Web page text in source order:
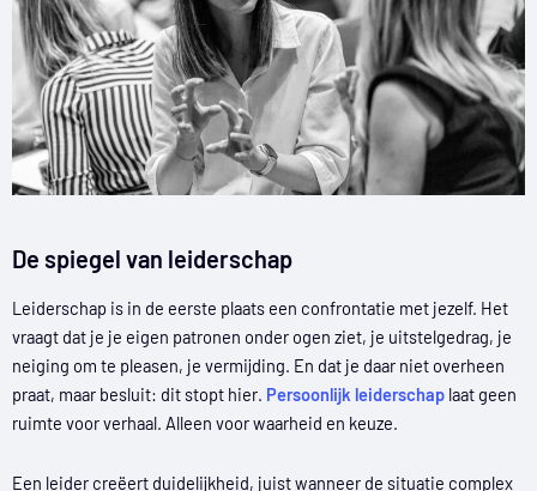
De spiegel van leiderschap
Leiderschap is in de eerste plaats een confrontatie met jezelf. Het
vraagt dat je je eigen patronen onder ogen ziet, je uitstelgedrag, je
neiging om te pleasen, je vermijding. En dat je daar niet overheen
praat, maar besluit: dit stopt hier. Persoonlijk leiderschap laat geen
ruimte voor verhaal. Alleen voor waarheid en keuze.
Een leider creëert duidelijkheid, juist wanneer de situatie complex